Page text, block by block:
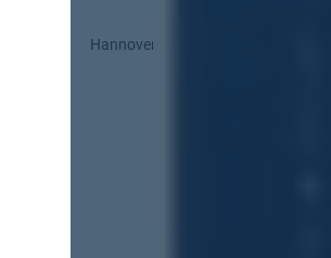
Hannover